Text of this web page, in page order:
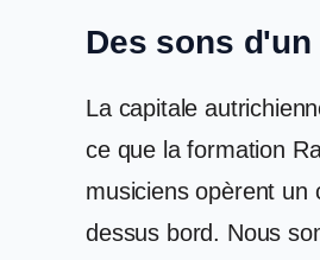
Des sons
La capitale
ce que la formation
musiciens opèrent un
dessus bord. Nous